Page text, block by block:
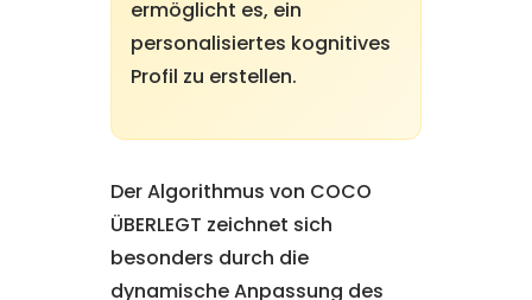
ermöglicht es, ein
personalisiertes kognitives
Profil zu erstellen.
Der Algorithmus von COCO
ÜBERLEGT zeichnet sich
besonders durch die
dynamische Anpassung des